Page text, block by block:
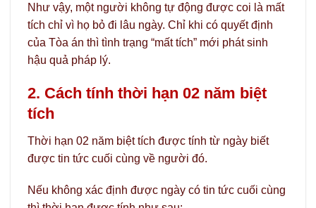
Như vậy, một người không tự động được coi là mất
tích chỉ vì họ bỏ đi lâu ngày. Chỉ khi có quyết định
của Tòa án thì tình trạng “mất tích” mới phát sinh
hậu quả pháp lý.
2. Cách tính thời hạn 02 năm biệt
tích
Thời hạn 02 năm biệt tích được tính từ ngày biết
được tin tức cuối cùng về người đó.
Nếu không xác định được ngày có tin tức cuối cùng